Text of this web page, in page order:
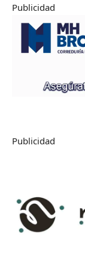
Publicidad
Publicidad